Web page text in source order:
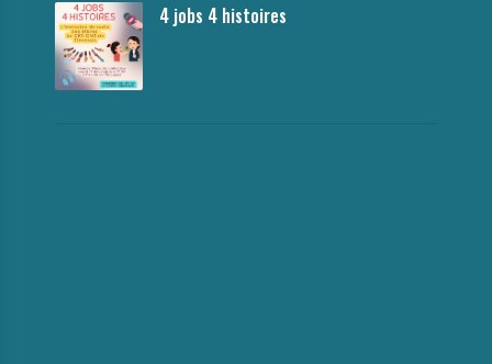
4 jobs 4 histoires